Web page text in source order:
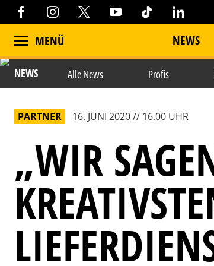
MENÜ NEWS
NEWS Alle News Profis
PARTNER 16. JUNI 2020 // 16.00 UHR
„WIR